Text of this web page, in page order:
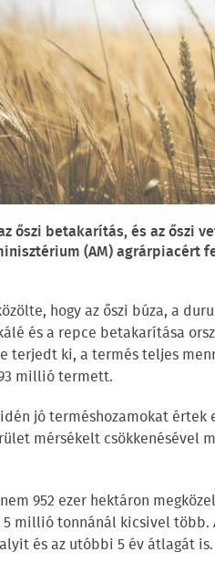
őszi betakarítás, és az őszi
(AM)
hogy az őszi búza, a
és a repce betakarítása
ki, a termés teljes
millió termett.
jó terméshozamokat értek
mérsékelt csökkenésével
952 ezer hektáron
5 millió tonnánál kicsivel
és az utóbbi 5 év átlagát is.